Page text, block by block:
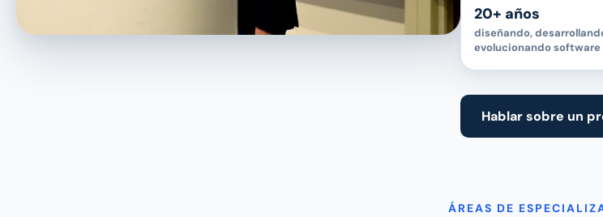
20+ años
diseñando,
evolucionando software
Hablar sobre un
ÁREAS DE